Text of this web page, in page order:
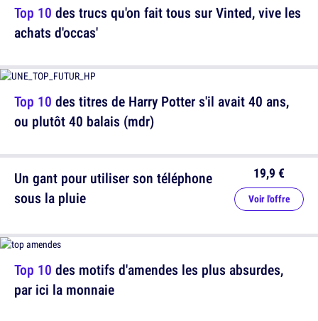
Top 10 des titres de Harry Potter s'il avait 40 ans,
ou plutôt 40 balais (mdr)
Top 10 des motifs d'amendes les plus absurdes,
par ici la monnaie
Top 10 des trucs qu'on fait tous sur Vinted, vive les
achats d'occas'
Un gant pour utiliser son téléphone
sous la pluie
19,9 €
Voir l'offre